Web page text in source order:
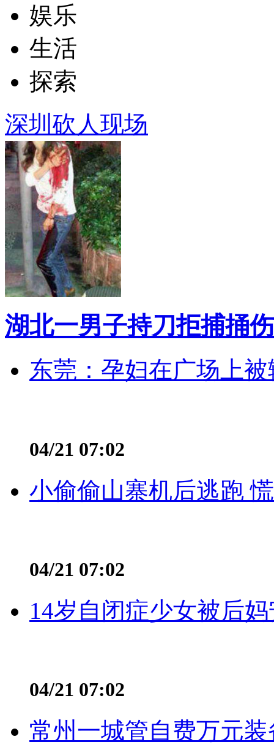
娱乐
生活
探索
深圳砍人现场
湖北一男子持刀拒捕捅
东莞：孕妇在广场上
04/21 07:02
小偷偷山寨机后逃跑
04/21 07:02
14岁自闭症少女被后
04/21 07:02
常州一城管自费万元